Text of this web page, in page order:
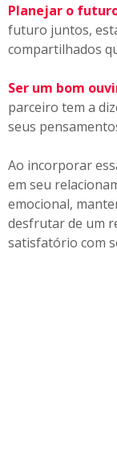
Planejar o
futuro juntos,
compartilhados
Ser um bom
parceiro tem a
seus
Ao incorporar
em seu
emocional,
desfrutar de um
satisfatório com